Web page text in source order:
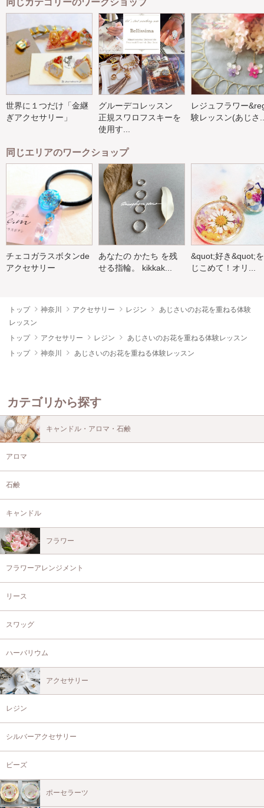
世界に１つだけ「金継
ぎアクセサリー」
グルーデコレッスン
正規スワロフスキーを
使用す...
レジュフラワー
験レッスン(あじさ
同じエリアのワークショップ
チェコガラスボタンde
アクセサリー
あなたの かたち を残
せる指輪。 kikkak...
&quot;好き&quot;
じこめて！オリ...
トップ 神奈川 アクセサリー レジン
あじさいのお花を重ねる体験
レッスン
トップ
アクセサリー レジン
あじさいのお花を重ねる体験レッスン
トップ
神奈川 あじさいのお花を重ねる体験レッスン
カテゴリから探す
キャンドル・アロマ・石鹸
アロマ
石鹸
キャンドル
フラワー
フラワーアレンジメント
リース
スワッグ
ハーバリウム
アクセサリー
レジン
シルバーアクセサリー
ビーズ
ポーセラーツ